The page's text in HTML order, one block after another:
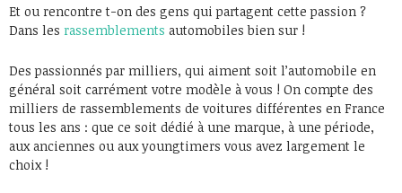
Et ou rencontre t-on des gens qui partagent cette passion ?
Dans les rassemblements automobiles bien sur !
Des passionnés par milliers, qui aiment soit l’automobile en
général soit carrément votre modèle à vous ! On compte des
milliers de rassemblements de voitures différentes en France
tous les ans : que ce soit dédié à une marque, à une période,
aux anciennes ou aux youngtimers vous avez largement le
choix !